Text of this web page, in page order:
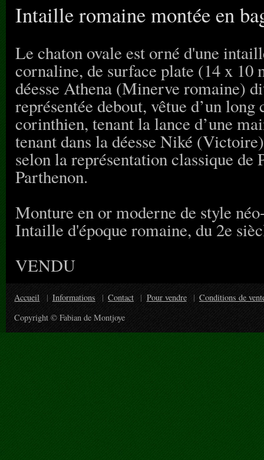
Intaille romaine montée en
Le chaton ovale est orné d'une
cornaline, de surface plate (14 x 10
déesse Athena (Minerve romaine)
représentée debout, vêtue d’un
corinthien, tenant la lance d’une
tenant dans la déesse Niké
selon la représentation classique de
Parthenon.
Monture en or moderne de style
Intaille d'époque romaine, du 2e
VENDU
Accueil Informations Contact Pour vendre
Conditions de
Copyright © Fabian de Montjoye